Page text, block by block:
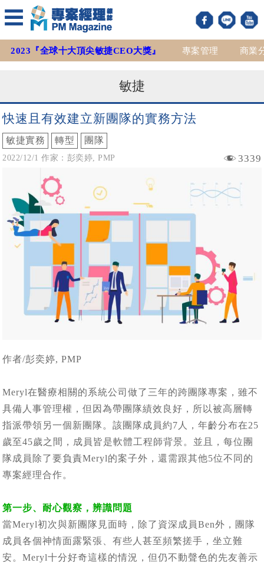
2023『全球十大頂尖敏捷CEO大獎』 專案管理 商業
敏捷
快速且有效建立新團隊的實務方法
敏捷實務 轉型 團隊
2022/12/1 作家：彭奕婷, PMP 3339
作者/彭奕婷, PMP
Meryl在醫療相關的系統公司做了三年的跨團隊專案，雖不
具備人事管理權，但因為帶團隊績效良好，所以被高層轉
指派帶領另一個新團隊。該團隊成員約7人，年齡分布在25
歲至45歲之間，成員皆是軟體工程師背景。並且，每位團
隊成員除了要負責Meryl的案子外，還需跟其他5位不同的
專案經理合作。
第一步、耐心觀察，辨識問題
當Meryl初次與新團隊見面時，除了資深成員Ben外，團隊
成員各個神情面露緊張、有些人甚至頻繁搓手，坐立難
安。Meryl十分好奇這樣的情況，但仍不動聲色的先友善示